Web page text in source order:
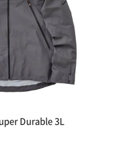
Durable 3L